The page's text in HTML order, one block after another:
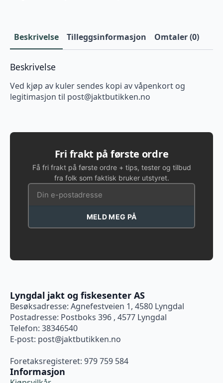
Beskrivelse Tilleggsinformasjon Omtaler (0)
Beskrivelse
Ved kjøp av kuler sendes kopi av våpenkort og
legitimasjon til post@jaktbutikken.no
Fri frakt på første ordre
Få fri frakt på første ordre + tips, tester og tilbud
fra folk som faktisk bruker utstyret.
MELD MEG PÅ
Lyngdal jakt og fiskesenter AS
Besøksadresse: Agnefestveien 1, 4580 Lyngdal
Postadresse: Postboks 396 , 4577 Lyngdal
Telefon: 38346540
E-post: post@jaktbutikken.no
Foretaksregisteret: 979 759 584
Informasjon